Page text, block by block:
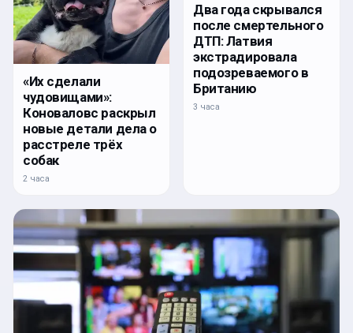
«Их сделали
чудовищами»:
Коноваловс раскрыл
новые детали дела о
расстреле трёх
собак
2 часа
Два года скрывался
после смертельного
ДТП: Латвия
экстрадировала
подозреваемого в
Британию
3 часа